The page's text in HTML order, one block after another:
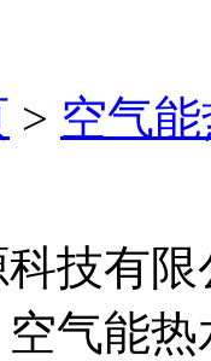
> 空气
技有
气能